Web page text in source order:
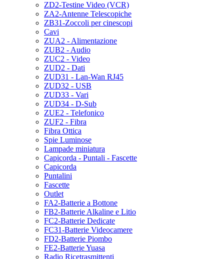
ZD2-Testine Video (VCR)
ZA2-Antenne Telescopiche
ZB31-Zoccoli per cinescopi
Cavi
ZUA2 - Alimentazione
ZUB2 - Audio
ZUC2 - Video
ZUD2 - Dati
ZUD31 - Lan-Wan RJ45
ZUD32 - USB
ZUD33 - Vari
ZUD34 - D-Sub
ZUE2 - Telefonico
ZUF2 - Fibra
Fibra Ottica
Spie Luminose
Lampade miniatura
Capicorda - Puntali - Fascette
Capicorda
Puntalini
Fascette
Outlet
FA2-Batterie a Bottone
FB2-Batterie Alkaline e Litio
FC2-Batterie Dedicate
FC31-Batterie Videocamere
FD2-Batterie Piombo
FE2-Batterie Yuasa
Radio Ricetrasmittenti